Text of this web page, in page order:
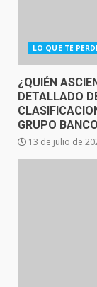
LO QUE TE
¿QUIÉN
DETALLADO
GRUPO
13 de julio de